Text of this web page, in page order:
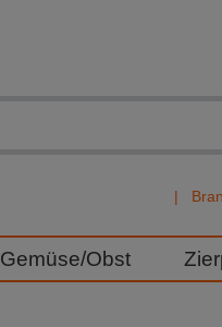
Gemüse/Obst